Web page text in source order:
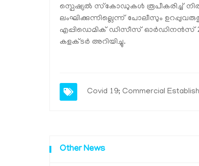
സ്പെഷ്യല്‍ സ്‌കോഡുകള്‍ രൂപീകരിച്ച്
ലംഘിക്കുന്നില്ലെന്ന് പോലീസും
എപ്പിഡെമിക് ഡിസീസ് ഓര്‍ഡിനന്‍സ്
കളക്ടര്‍ അറിയിച്ചു.
Covid 19; Commercial
Other News